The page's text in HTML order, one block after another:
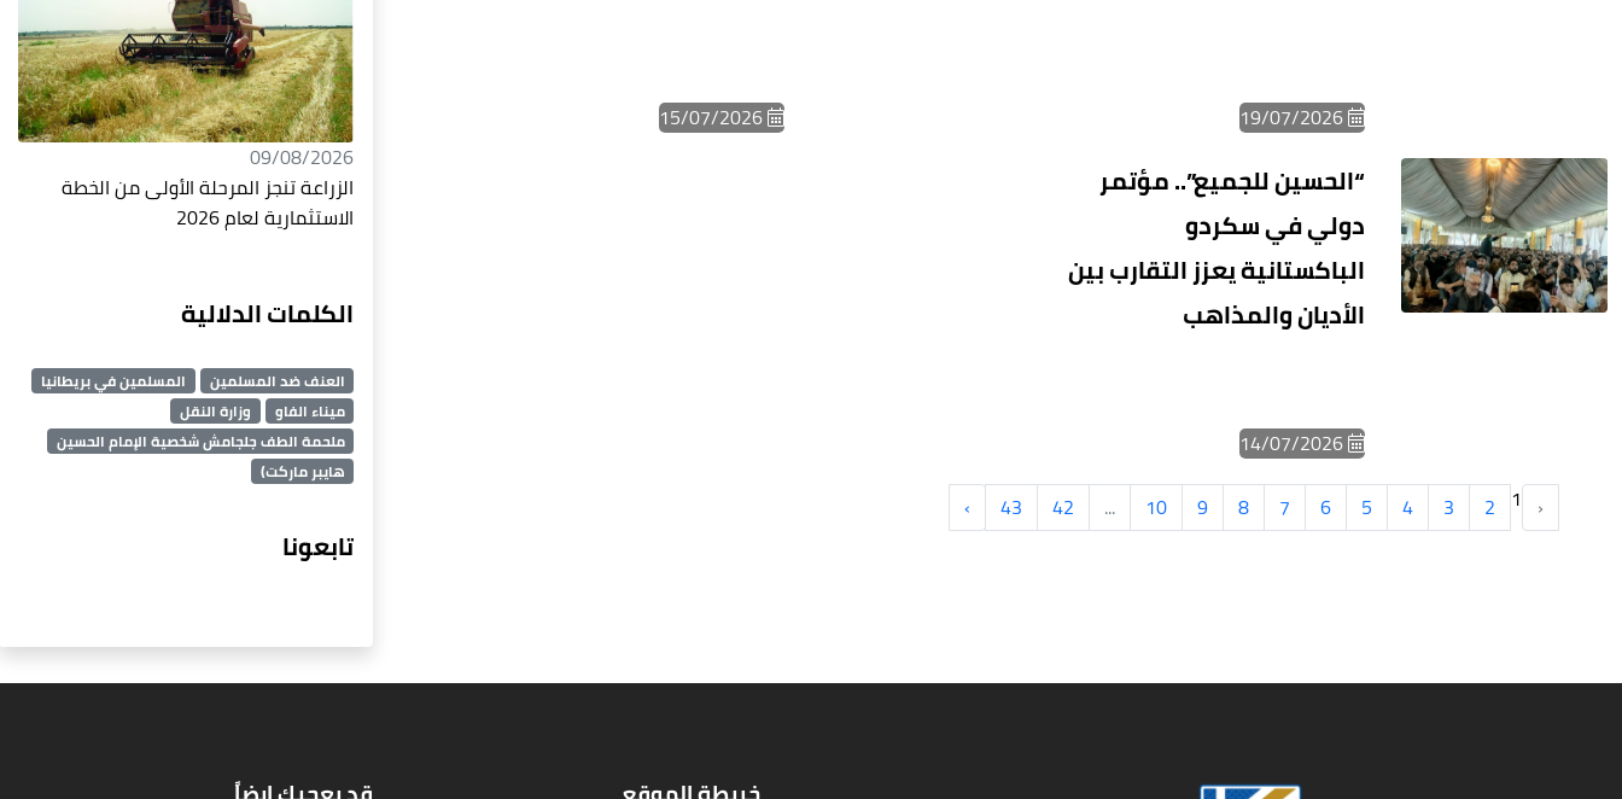
19/07/2026
15/07/2026
14/07/2026
“الحسين للجميع”.. مؤتمر
دولي في سكردو
الباكستانية يعزز التقارب بين
الأديان والمذاهب
‹
1
2
3
4
5
6
7
8
9
10
...
42
43
›
09/08/2026
الزراعة تنجز المرحلة الأولى من الخطة
الاستثمارية لعام 2026
الكلمات الدلالية
العنف ضد المسلمين
المسلمين في بريطانيا
ميناء الفاو
وزارة النقل
ملحمة الطف جلجامش شخصية الإمام الحسين
هايبر ماركت)
تابعونا